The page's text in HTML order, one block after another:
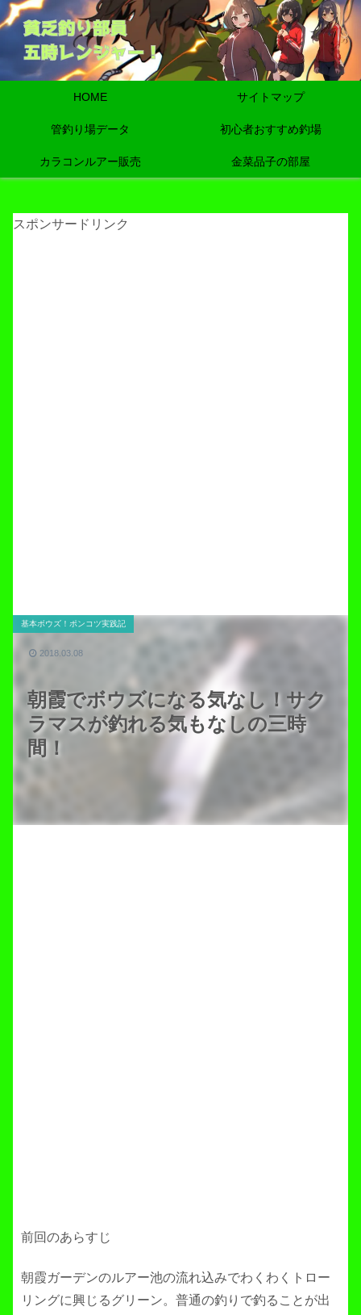
HOME サイトマップ
管釣り場データ 初心者おすすめ釣場
カラコンルアー販売 金菜品子の部屋
スポンサードリンク
朝霞でボウズになる気なし！サク
ラマスが釣れる気もなしの三時
間！
基本ボウズ！ポンコツ実践記
2018.03.08
前回のあらすじ
朝霞ガーデンのルアー池の流れ込みでわくわくトロー
リングに興じるグリーン。普通の釣りで釣ることが出